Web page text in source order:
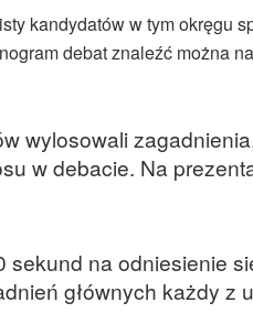
kandydatów w tym okręgu
debat znaleźć można na
wylosowali
w debacie. Na
na odniesienie
głównych każdy z